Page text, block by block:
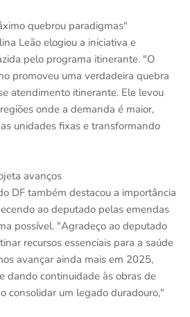
quebrou paradigmas"
Leão elogiou a iniciativa e
pelo programa itinerante. "O
promoveu uma verdadeira quebra
atendimento itinerante. Ele levou
onde a demanda é maior,
unidades fixas e transformando
avanços
DF também destacou a importância
ao deputado pelas emendas
possível. "Agradeço ao deputado
recursos essenciais para a saúde
avançar ainda mais em 2025,
dando continuidade às obras de
consolidar um legado duradouro,"